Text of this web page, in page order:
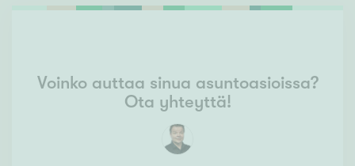
Voinko auttaa sinua asuntoasioissa?
Ota yhteyttä!